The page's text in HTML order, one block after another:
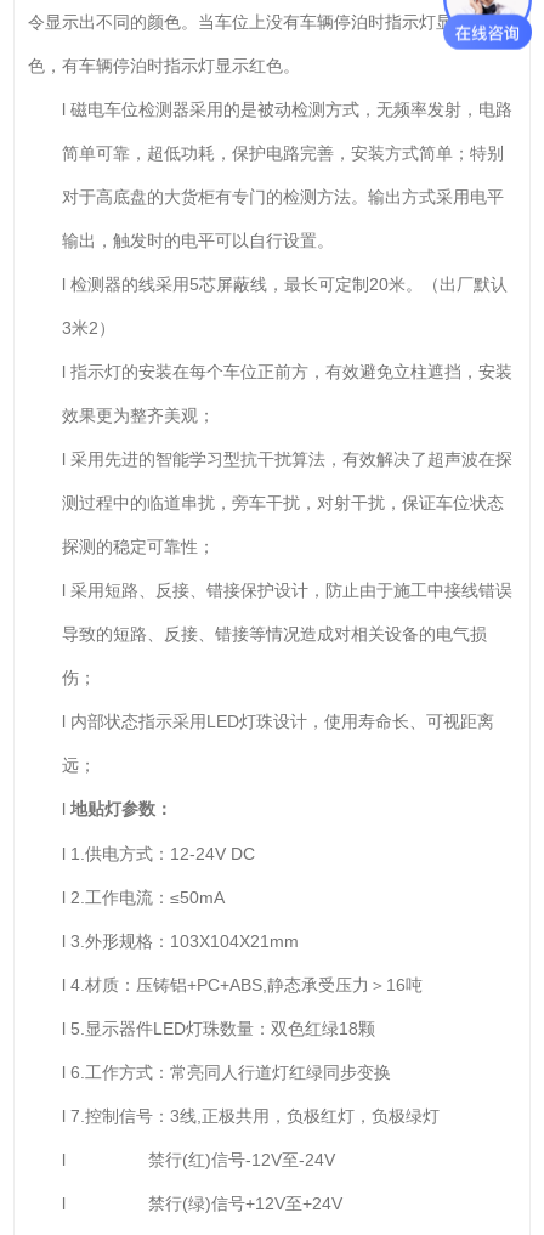
令显示出不同的颜色。当车位上没有车辆停泊时指示灯显示为绿
色，有车辆停泊时指示灯显示红色。
l 磁电车位检测器采用的是被动检测方式，无频率发射，电路
简单可靠，超低功耗，保护电路完善，安装方式简单；特别
对于高底盘的大货柜有专门的检测方法。输出方式采用电平
输出，触发时的电平可以自行设置。
l 检测器的线采用5芯屏蔽线，最长可定制20米。（出厂默认
3米2）
l 指示灯的安装在每个车位正前方，有效避免立柱遮挡，安装
效果更为整齐美观；
l 采用先进的智能学习型抗干扰算法，有效解决了超声波在探
测过程中的临道串扰，旁车干扰，对射干扰，保证车位状态
探测的稳定可靠性；
l 采用短路、反接、错接保护设计，防止由于施工中接线错误
导致的短路、反接、错接等情况造成对相关设备的电气损
伤；
l 内部状态指示采用LED灯珠设计，使用寿命长、可视距离
远；
l 地贴灯参数：
l 1.供电方式：12-24V DC
l 2.工作电流：≤50mA
l 3.外形规格：103X104X21mm
l 4.材质：压铸铝+PC+ABS,静态承受压力＞16吨
l 5.显示器件LED灯珠数量：双色红绿18颗
l 6.工作方式：常亮同人行道灯红绿同步变换
l 7.控制信号：3线,正极共用，负极红灯，负极绿灯
l 禁行(红)信号-12V至-24V
l 禁行(绿)信号+12V至+24V